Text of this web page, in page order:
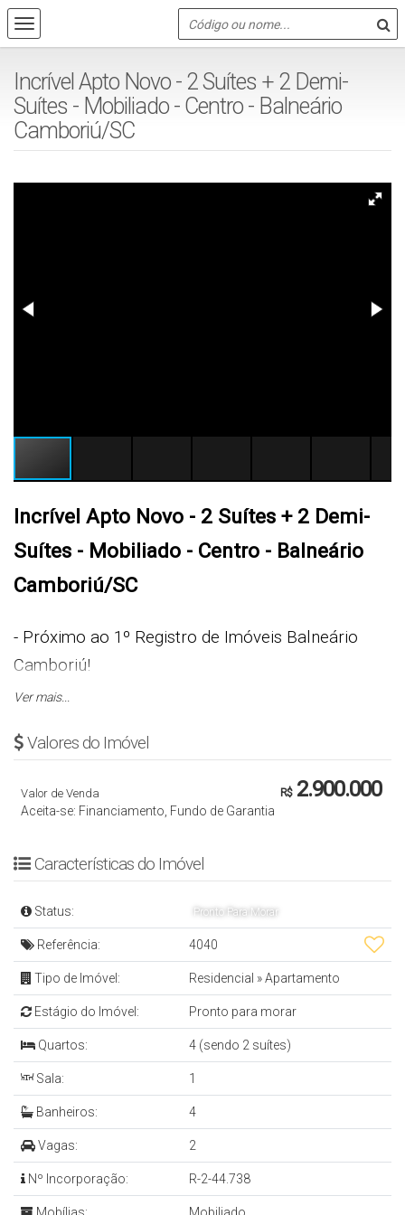
Incrível Apto Novo - 2 Suítes + 2 Demi-
Suítes - Mobiliado - Centro - Balneário
Camboriú/SC
Incrível Apto Novo - 2 Suítes + 2 Demi-
Suítes - Mobiliado - Centro - Balneário
Camboriú/SC
- Próximo ao 1º Registro de Imóveis Balneário
Camboriú!
Cód.: 4038
APARTAMENTO
- 2 Suítes + 2 Demi-Suítes
- Cozinha
- Área de Serviço
- Sacada Integrada
- Banheiro Social
- Lavabo
- Churrasqueira
- Mobiliado todo o Apartamento
- 2 Vagas de Garagem
- 141 m² Privativos
EMPREENDIMENTO
Ver mais...
Valores do Imóvel
R$2.900.000
Valor de Venda
Aceita-se: Financiamento, Fundo de Garantia
Características do Imóvel
Status: Pronto Para Morar
Referência: 4040
Tipo de Imóvel: Residencial »Apartamento
Estágio do Imóvel: Pronto para morar
Quartos: 4 (sendo 2 suítes)
Sala: 1
Banheiros: 4
Vagas: 2
Nº Incorporação: R-2-44.738